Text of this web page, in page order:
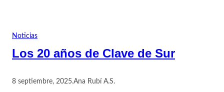
Noticias
Los 20 años de Clave de Sur
8 septiembre, 2025.Ana Rubí A.S.